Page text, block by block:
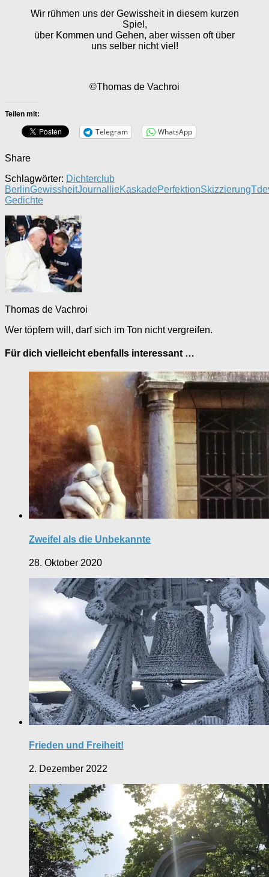
Wir rühmen uns der Gewissheit in diesem kurzen
Spiel,
über Kommen und Gehen, aber wissen oft über
uns selber nicht viel!
©Thomas de Vachroi
Teilen mit:
Telegram WhatsApp
Share
Schlagwörter: Dichterclub
BerlinGewissheitJournallieKaskadePerfektionSkizzierung
Gedichte
Thomas de Vachroi
Wer töpfern will, darf sich im Ton nicht vergreifen.
Für dich vielleicht ebenfalls interessant …
Zweifel als die Unbekannte
28. Oktober 2020
Frieden und Freiheit!
2. Dezember 2022